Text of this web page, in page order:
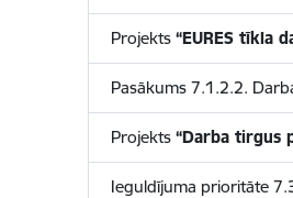
Projekts “EURES tīkla
Pasākums 7.1.2.2.
Projekts “Darba tirgus
Ieguldījuma prioritāte